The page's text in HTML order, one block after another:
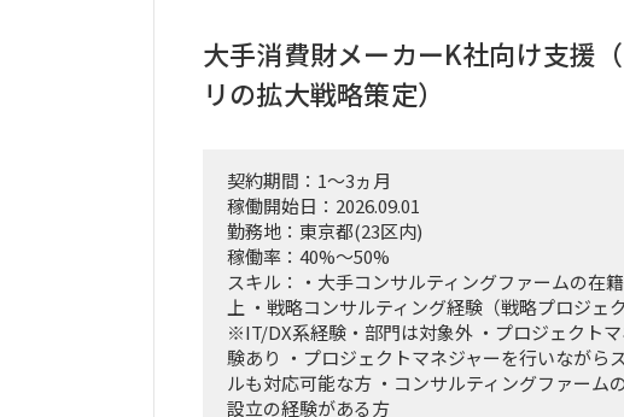
・事業計画、ターゲット層の選定、市場規模の
・週1回または隔週1回程度の定例ミーティング
よび進捗報告。
大手消費財メーカーK社向け支援
リの拡大戦略策定）
契約期間：1～3ヵ月
稼働開始日：2026.09.01
勤務地：東京都(23区内)
稼働率：40%～50%
スキル：・大手コンサルティングファームの在
上 ・戦略コンサルティング経験（戦略プロジェ
※IT/DX系経験・部門は対象外 ・プロジェクト
験あり ・プロジェクトマネジャーを行いながら
ルも対応可能な方 ・コンサルティングファーム
設立の経験がある方